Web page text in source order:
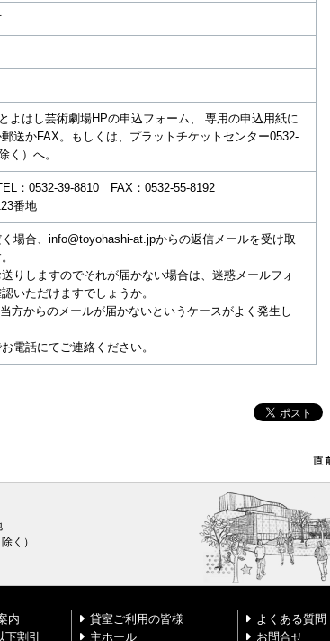
よはし芸術劇場HPの申込フォーム、 専用の申込用紙に
送かFAX。もしくは、プラットチケットセンター0532-
く）へ。
：0532-39-8810 FAX：0532-55-8192
番地
場合、info@toyohashi-at.jpからの返信メールを受け取
りしますのでそれが届かない場合は、迷惑メールフォ
いただけますでしょうか。
方からのメールが届かないというケースがよく発生し
電話にてご連絡ください。
く）
内
下割引
貸室ご利用の皆様
主ホール
よくある質問
お問合せ